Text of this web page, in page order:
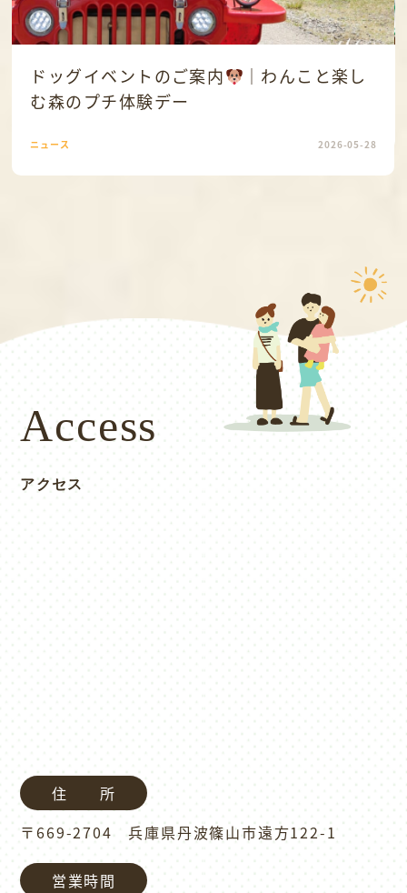
ドッグイベントのご案内
｜わんこと楽し
む森のプチ体験デー
ニュース 2026-05-28
Access
アクセス
住 所
〒669-2704 兵庫県丹波篠山市遠方122-1
営業時間